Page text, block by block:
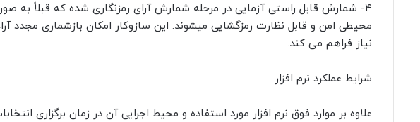
۴- شمارش قابل راستی آزمایی در مرحله شمارش آرای رمزنگاری شده که قبلاً به
محیطی امن و قابل نظارت رمزگشایی میشوند. این سازوکار امکان بازشماری مجدد
نیاز فراهم می کند.
شرایط عملکرد نرم افزار
علاوه بر موارد فوق نرم افزار مورد استفاده و محیط اجرایی آن در زمان برگزاری